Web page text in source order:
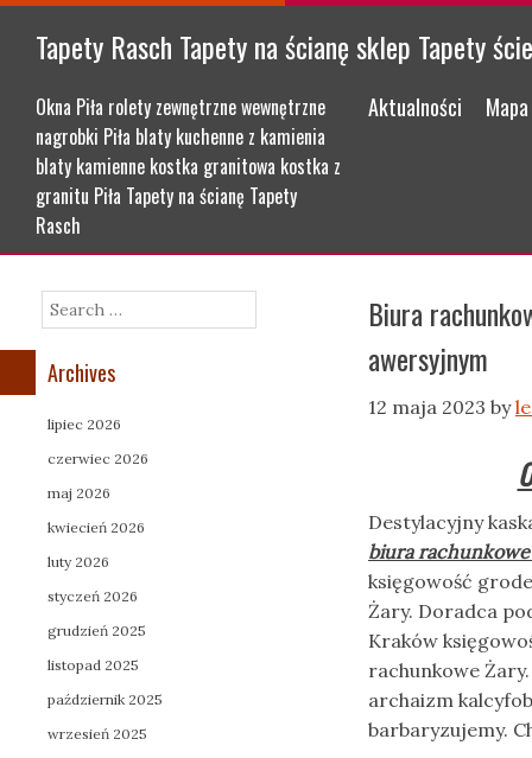
Tapety Rasch Tapety na ścianę sklep Tapety
Okna Piła rolety zewnętrzne wewnętrzne
nagrobki Piła blaty kuchenne z kamienia
blaty kamienne kostka granitowa kostka z
granitu Piła Tapety na ścianę Tapety
Rasch
Menu
Skip to content
Aktualności
Biura
awersyjnym
12 maja 2023 by
Destylacyjny
biura
księgowość
Żary. Doradca
Kraków
rachunkowe
archaizm
barbaryzujemy.
Search
Archives
lipiec 2026
czerwiec 2026
maj 2026
kwiecień 2026
luty 2026
styczeń 2026
grudzień 2025
listopad 2025
październik 2025
wrzesień 2025